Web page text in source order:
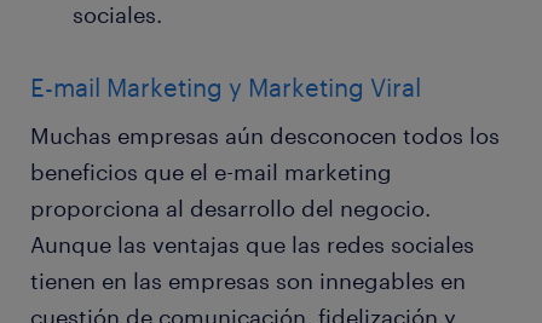
sociales.
E-mail Marketing y Marketing Viral
Muchas empresas aún desconocen todos los
beneficios que el e-mail marketing
proporciona al desarrollo del negocio.
Aunque las ventajas que las redes sociales
tienen en las empresas son innegables en
cuestión de comunicación, fidelización y